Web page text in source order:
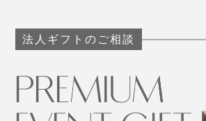
法人ギフトのご相談